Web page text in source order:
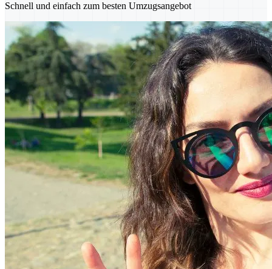
Schnell und einfach zum besten Umzugsangebot